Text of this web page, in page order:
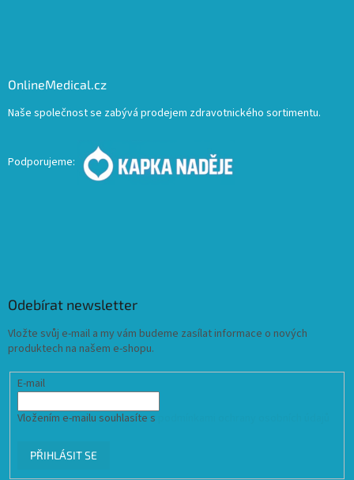
OnlineMedical.cz
Naše společnost se zabývá prodejem zdravotnického sortimentu.
Podporujeme:
Odebírat newsletter
Vložte svůj e-mail a my vám budeme zasílat informace o nových
produktech na našem e-shopu.
E-mail
Vložením e-mailu souhlasíte s
PŘIHLÁSIT SE